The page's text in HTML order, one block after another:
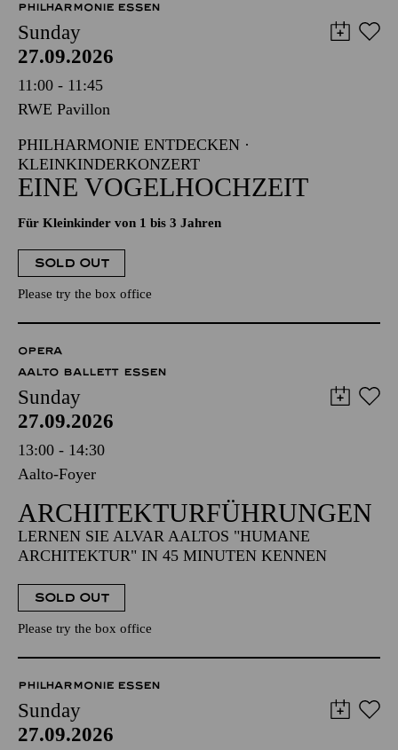
PHILHARMONIE ESSEN
Sunday
27.09.2026
11:00 - 11:45
RWE Pavillon
PHILHARMONIE ENTDECKEN ·
KLEINKINDERKONZERT
EINE VOGELHOCHZEIT
Für Kleinkinder von 1 bis 3 Jahren
SOLD OUT
Please try the box office
OPERA
AALTO BALLETT ESSEN
Sunday
27.09.2026
13:00 - 14:30
Aalto-Foyer
ARCHITEKTUR­FÜHRUNGEN
LERNEN SIE ALVAR AALTOS "HUMANE
ARCHITEKTUR" IN 45 MINUTEN KENNEN
SOLD OUT
Please try the box office
PHILHARMONIE ESSEN
Sunday
27.09.2026